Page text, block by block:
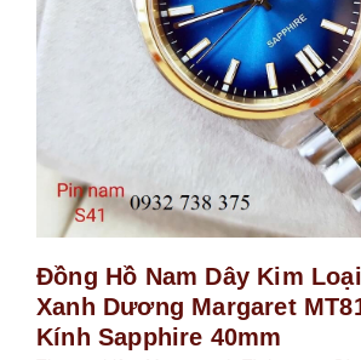
Đồng Hồ Nam Dây Kim
Xanh Dương Margaret
Kính Sapphire 40mm